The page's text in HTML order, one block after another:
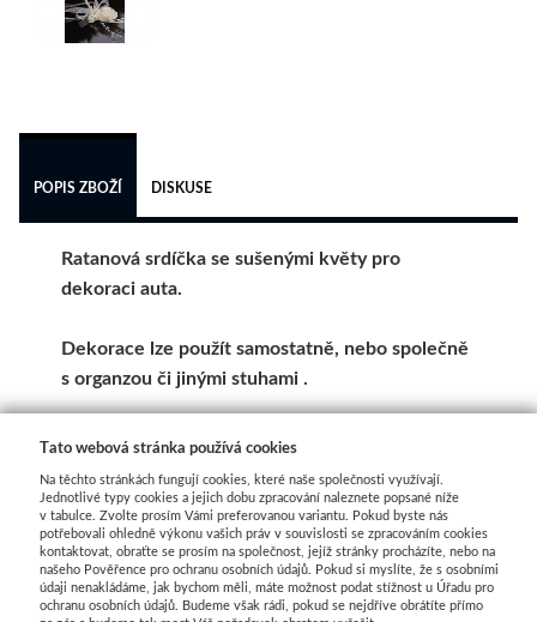
POPIS ZBOŽÍ DISKUSE
Ratanová srdíčka se sušenými květy pro
dekoraci auta.
Dekorace lze použít samostatně, nebo společně
s organzou či jinými stuhami .
Rozměry: 19cm a 30cm
Balení obsahuje 2 kusy
Dekoraci je snadné připevnit na auto pomocí
přísavek, které jsou umístěny na spodní části
dekorace.
Tato webová stránka používá cookies
Na těchto stránkách fungují cookies, které naše společnosti využívají.
Jednotlivé typy cookies a jejich dobu zpracování naleznete popsané níže
v tabulce. Zvolte prosím Vámi preferovanou variantu. Pokud byste nás
potřebovali ohledně výkonu vašich práv v souvislosti se zpracováním cookies
kontaktovat, obraťte se prosím na společnost, jejíž stránky procházíte, nebo na
našeho Pověřence pro ochranu osobních údajů. Pokud si myslíte, že s osobními
údaji nenakládáme, jak bychom měli, máte možnost podat stížnost u Úřadu pro
ochranu osobních údajů. Budeme však rádi, pokud se nejdříve obrátíte přímo